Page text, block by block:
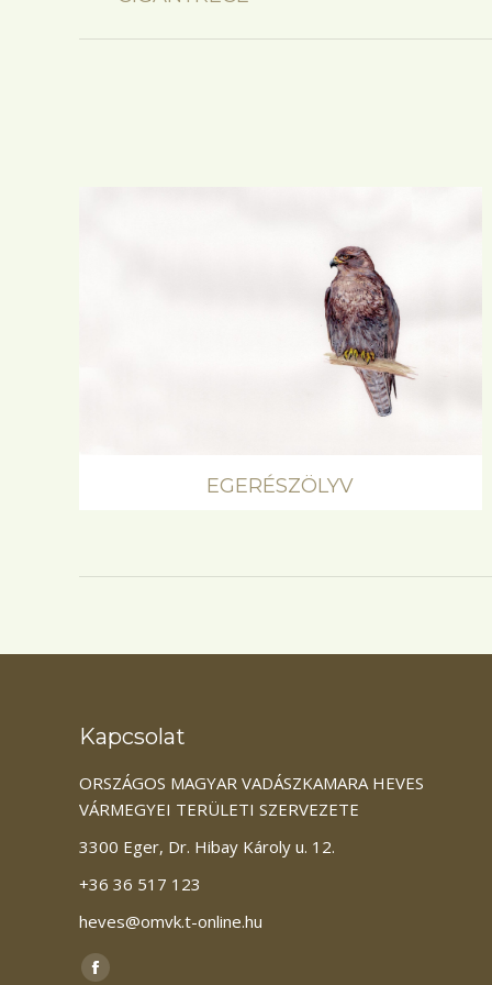
EGERÉSZÖLYV
Kapcsolat
ORSZÁGOS MAGYAR VADÁSZKAMARA HEVES
VÁRMEGYEI TERÜLETI SZERVEZETE
3300 Eger, Dr. Hibay Károly u. 12.
+36 36 517 123
heves@omvk.t-online.hu
Itt vagyunk elérhetőek: